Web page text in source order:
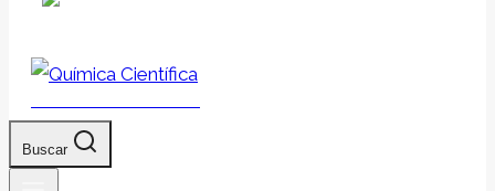
Buscar